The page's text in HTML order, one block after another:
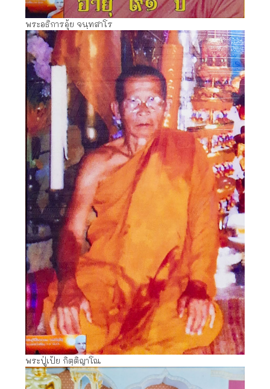
พระอธิการอุ้ย จนฺทสาโร
พระปู่เป้ย กิตฺติญาโณ